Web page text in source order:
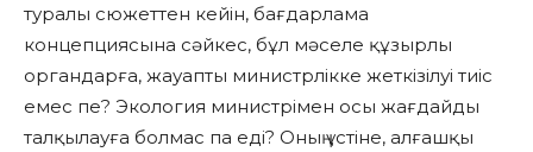
туралы сюжеттен кейін, бағдарлама
концепциясына сәйкес, бұл мәселе құзырлы
органдарға, жауапты министрлікке жеткізілуі тиіс
емес пе? Экология министрімен осы жағдайды
талқылауға болмас па еді? Оның үстіне, алғашқы